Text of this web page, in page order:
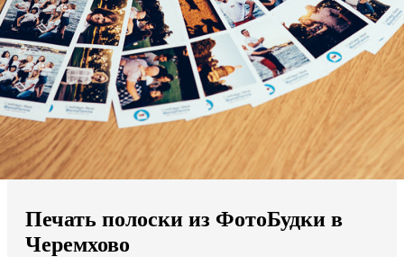
Мы доставляем по всему миру
Продолжить без города
Печать полоски из ФотоБудки в
Черемхово